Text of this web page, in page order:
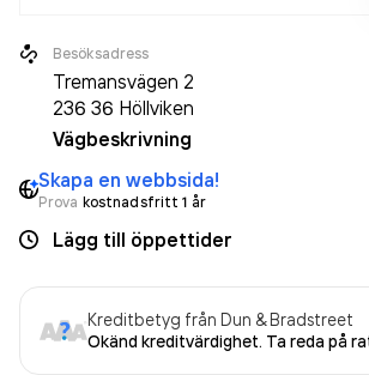
Besöksadress
Tremansvägen 2
236 36 Höllviken
Vägbeskrivning
Skapa en webbsida!
Prova kostnadsfritt 1 år
Lägg till öppettider
Kreditbetyg från Dun & Bradstreet
Okänd kreditvärdighet. Ta reda på